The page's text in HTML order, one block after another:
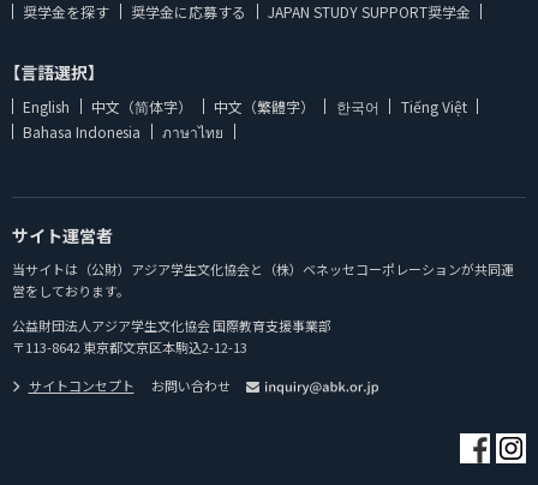
奨学金を探す 奨学金に応募する JAPAN STUDY SUPPORT奨学金
【言語選択】
English 中文（简体字） 中文（繁體字） 한국어
Tiếng Việt
Bahasa Indonesia
ภาษาไทย
サイト運営者
当サイトは（公財）アジア学生文化協会と（株）ベネッセコーポレーションが共同運
営をしております。
公益財団法人アジア学生文化協会 国際教育支援事業部
〒113-8642 東京都文京区本駒込2-12-13
サイトコンセプト
お問い合わせ